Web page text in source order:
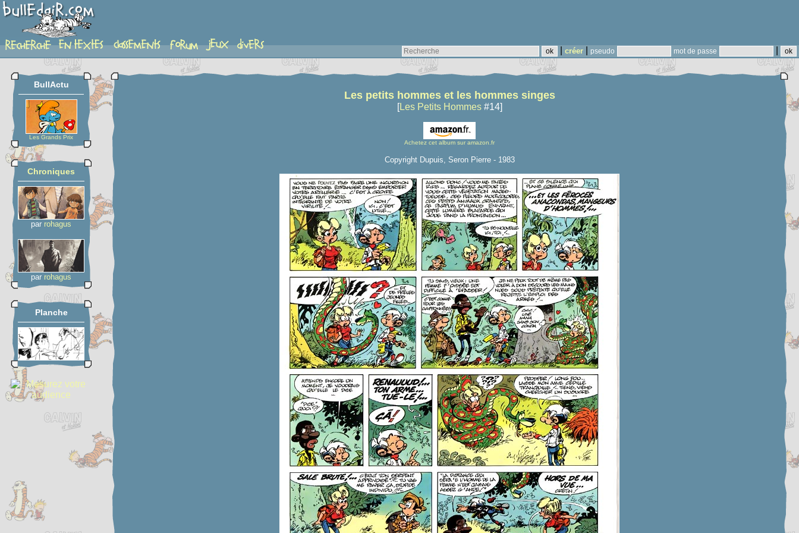
créer pseudo mot de passe
planche
BullActu
Les Grands Prix
Chroniques
par rohagus
par rohagus
Planche
Les petits hommes et les hommes singes
[Les Petits Hommes#14]
Achetez cet album sur amazon.fr
Copyright Dupuis, Seron Pierre - 1983